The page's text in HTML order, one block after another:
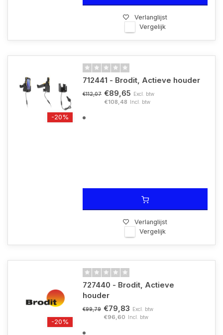
Verlanglijst
Vergelijk
-20%
712441 - Brodit, Actieve houder
€112,07 €89,65 Excl. btw
€108,48 Incl. btw
Verlanglijst
Vergelijk
-20%
727440 - Brodit, Actieve
houder
€99,79 €79,83 Excl. btw
€96,60 Incl. btw